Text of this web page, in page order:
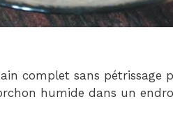
complet sans pétrissage
humide dans un